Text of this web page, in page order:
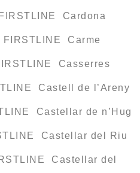
Cardona
Carme
Casserres
Castell de l’Areny
Castellar de n’Hug
Castellar del Riu
Castellar del